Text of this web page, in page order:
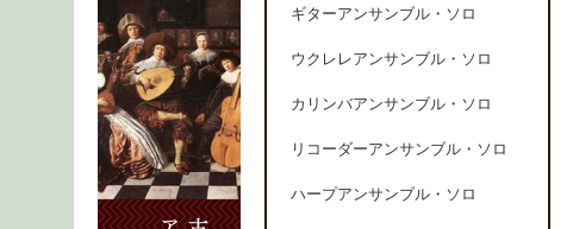
ギターアンサンブル・ソロ
ウクレレアンサンブル・ソロ
カリンバアンサンブル・ソロ
リコーダーアンサンブル・ソロ
ハープアンサンブル・ソロ